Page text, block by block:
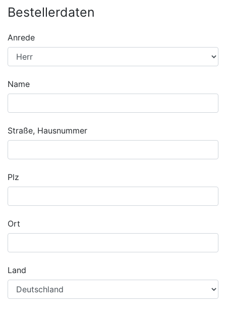
Bestellerdaten
Anrede
Name
Straße, Hausnummer
Plz
Ort
Land